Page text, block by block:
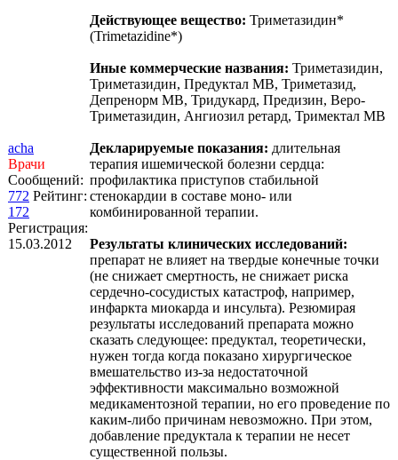
acha
Врачи
Сообщений:
772 Рейтинг:
172
Регистрация:
15.03.2012
Действующее вещество: Триметазидин*
(Trimetazidine*)
Иные коммерческие названия: Триметазидин,
Триметазидин, Предуктал МВ, Триметазид,
Депренорм МВ, Тридукард, Предизин, Веро-
Триметазидин, Ангиозил ретард, Тримектал МВ
Декларируемые показания: длительная
терапия ишемической болезни сердца:
профилактика приступов стабильной
стенокардии в составе моно- или
комбинированной терапии.
Результаты клинических исследований:
препарат не влияет на твердые конечные точки
(не снижает смертность, не снижает риска
сердечно-сосудистых катастроф, например,
инфаркта миокарда и инсульта). Резюмирая
результаты исследований препарата можно
сказать следующее: предуктал, теоретически,
нужен тогда когда показано хирургическое
вмешательство из-за недостаточной
эффективности максимально возможной
медикаментозной терапии, но его проведение по
каким-либо причинам невозможно. При этом,
добавление предуктала к терапии не несет
существенной пользы.